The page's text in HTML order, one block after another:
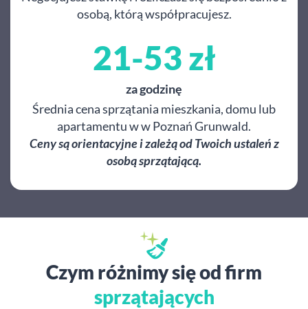
osobą, którą współpracujesz.
21-53 zł
za godzinę
Średnia cena sprzątania mieszkania, domu lub
apartamentu w w Poznań Grunwald.
Ceny są orientacyjne i zależą od Twoich ustaleń z
osobą sprzątającą.
Czym różnimy się od firm
sprzątających